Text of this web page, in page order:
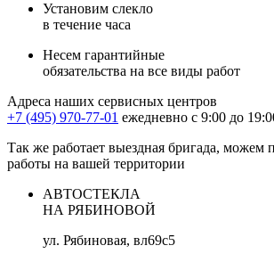
Установим слекло
в течение часа
Несем гарантийные
обязательства на все виды работ
Адреса наших сервисных центров
+7 (495) 970-77-01 ежедневно с 9:00 до
Так же работает выездная бригада, можем
работы на вашей территории
АВТОСТЕКЛА
НА РЯБИНОВОЙ
ул. Рябиновая, вл69с5